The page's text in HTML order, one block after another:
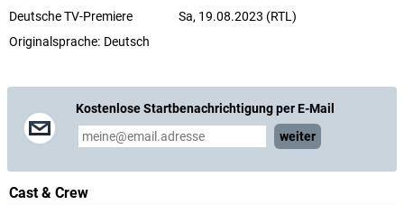
Deutsche TV-Premiere
Sa, 19.08.2023 (RTL)
Originalsprache: Deutsch
Kostenlose Startbenachrichtigung per E-Mail
weiter
Cast & Crew